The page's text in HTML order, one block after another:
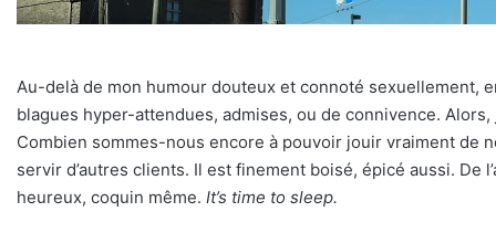
Au-delà de mon humour douteux et connoté sexuellement,
blagues hyper-attendues, admises, ou de connivence.
Combien sommes-nous encore à pouvoir jouir vraiment de
servir d’autres clients. Il est finement boisé, épicé aussi. De
heureux, coquin même. It’s time to sleep.